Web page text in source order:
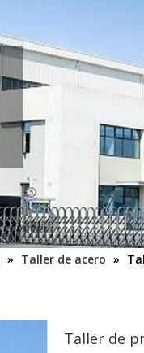
» Taller de acero »
Taller de